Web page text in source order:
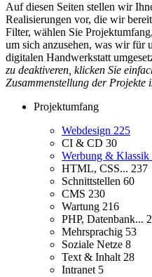
Auf diesen Seiten stellen wir
Realisierungen vor, die wir
Filter, wählen Sie
um sich anzusehen, was wir für
digitalen Handwerkstatt
zu deaktiveren, klicken Sie
Zusammenstellung der Projekte
Projektumfang
Webdesign 225
CI & CD 30
Werbung & Klassik
HTML, CSS... 237
Schnittstellen 60
CMS 230
Wartung 216
PHP, Datenbank...
Mehrsprachig 53
Soziale Netze 8
Text & Inhalt 28
Intranet 5